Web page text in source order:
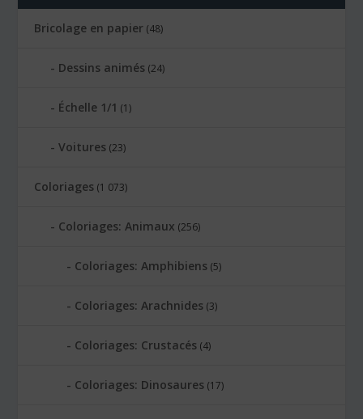
Bricolage en papier (48)
Dessins animés (24)
Échelle 1/1 (1)
Voitures (23)
Coloriages (1 073)
Coloriages: Animaux (256)
Coloriages: Amphibiens (5)
Coloriages: Arachnides (3)
Coloriages: Crustacés (4)
Coloriages: Dinosaures (17)